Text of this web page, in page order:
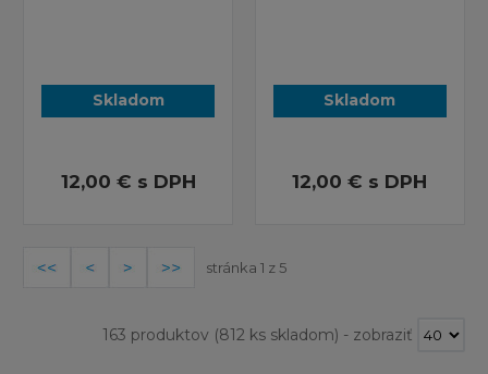
Skladom
12,00 € s DPH
Skladom
12,00 € s DPH
stránka 1 z 5
163 produktov(812 ks skladom) - zobraziť